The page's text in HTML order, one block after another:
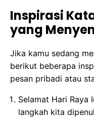
Inspirasi
yang
Jika kamu sedang
berikut beberapa
pesan pribadi atau
Selamat Hari Raya
langkah kita